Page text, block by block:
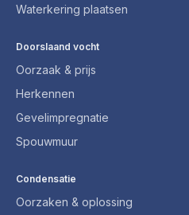
Waterkering plaatsen
Doorslaand vocht
Oorzaak & prijs
Herkennen
Gevelimpregnatie
Spouwmuur
Condensatie
Oorzaken & oplossing